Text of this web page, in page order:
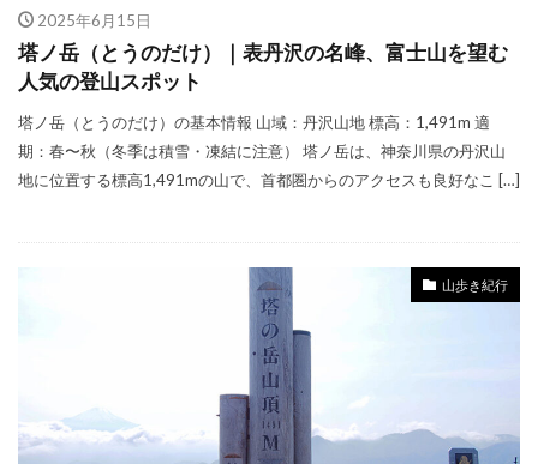
2025年6月15日
塔ノ岳（とうのだけ）｜表丹沢の名峰、富士山を望む
人気の登山スポット
塔ノ岳（とうのだけ）の基本情報 山域：丹沢山地 標高：1,491m 適
期：春〜秋（冬季は積雪・凍結に注意） 塔ノ岳は、神奈川県の丹沢山
地に位置する標高1,491mの山で、首都圏からのアクセスも良好なこ […]
山歩き紀行
登山マナー
登山映画
神奈川県の山歩き
美の山
群馬県の山歩き
表銀座
袈裟丸山 赤岳
里山活動
長野県の山歩き
関東の山歩き
隠岐諸島
検索